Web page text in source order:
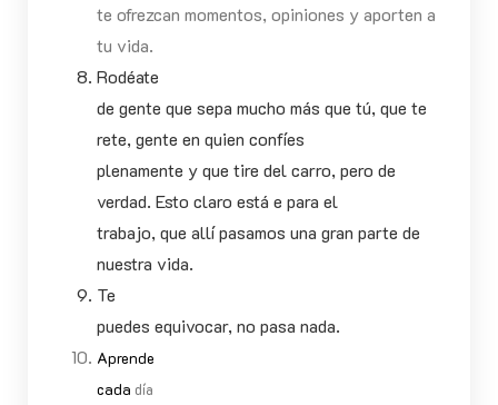
te ofrezcan momentos, opiniones y aporten a
tu vida.
Rodéate
de gente que sepa mucho más que tú, que te
rete, gente en quien confíes
plenamente y que tire del carro, pero de
verdad. Esto claro está e para el
trabajo, que allí pasamos una gran parte de
nuestra vida.
Te
puedes equivocar, no pasa nada.
Aprende
cada día